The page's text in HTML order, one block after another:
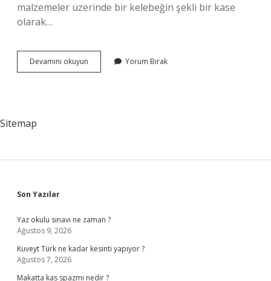
malzemeler üzerinde bir kelebeğin şekli bir kase
olarak…
Devamını okuyun
Ne
Yorum Bırak
Sitemap
Sidebar
Son Yazılar
Yaz okulu sınavı ne zaman ?
Ağustos 9, 2026
Kuveyt Türk ne kadar kesinti yapıyor ?
Ağustos 7, 2026
Makatta kas spazmı nedir ?